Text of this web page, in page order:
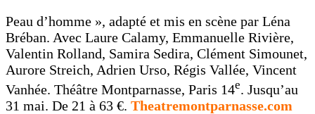
Peau d’homme », adapté et mis en scène par Léna
Bréban. Avec Laure Calamy, Emmanuelle Rivière,
Valentin Rolland, Samira Sedira, Clément Simounet,
Aurore Streich, Adrien Urso, Régis Vallée, Vincent
Vanhée. Théâtre Montparnasse, Paris 14e. Jusqu’au
31 mai. De 21 à 63 €. Theatremontparnasse.com